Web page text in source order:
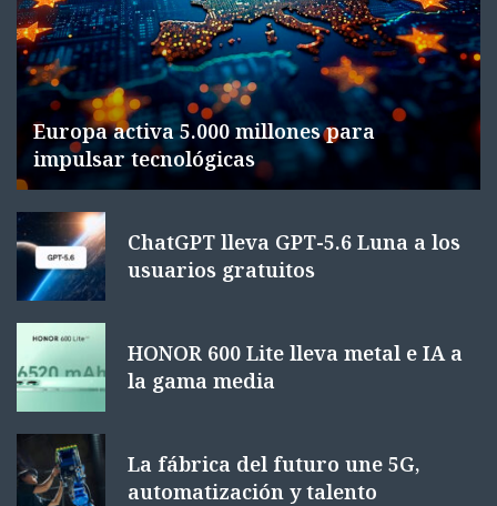
Europa activa 5.000 millones para
impulsar tecnológicas
ChatGPT lleva GPT-5.6 Luna a los
usuarios gratuitos
HONOR 600 Lite lleva metal e IA a
la gama media
La fábrica del futuro une 5G,
automatización y talento